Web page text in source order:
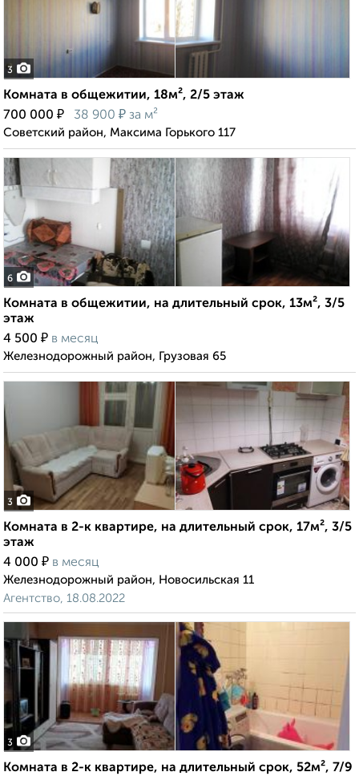
3
Комната в общежитии, 18м², 2/5 этаж
700 000 ₽ 38 900 ₽ за м²
Советский район, Максима Горького 117
6
Комната в общежитии, на длительный срок, 13м², 3/5
этаж
4 500 ₽ в месяц
Железнодорожный район, Грузовая 65
3
Комната в 2-к квартире, на длительный срок, 17м², 3/5
этаж
4 000 ₽ в месяц
Железнодорожный район, Новосильская 11
Агентство, 18.08.2022
3
Комната в 2-к квартире, на длительный срок, 52м², 7/9